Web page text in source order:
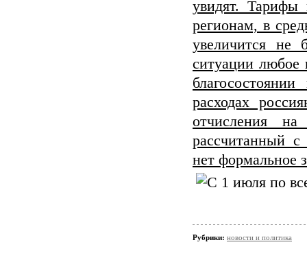
увидят. Тарифы
регионам, в
увеличится не
ситуации любое
расходах
отчисления
рассчитанный с
нет формальное
Рубрики: новости и политика